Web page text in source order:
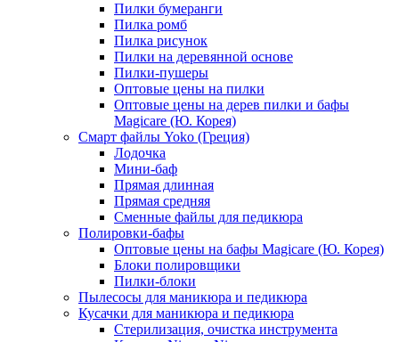
Пилки бумеранги
Пилка ромб
Пилка рисунок
Пилки на деревянной основе
Пилки-пушеры
Оптовые цены на пилки
Оптовые цены на дерев пилки и бафы
Magicare (Ю. Корея)
Смарт файлы Yoko (Греция)
Лодочка
Мини-баф
Прямая длинная
Прямая средняя
Сменные файлы для педикюра
Полировки-бафы
Оптовые цены на бафы Magicare (Ю. Корея)
Блоки полировщики
Пилки-блоки
Пылесосы для маникюра и педикюра
Кусачки для маникюра и педикюра
Стерилизация, очистка инструмента